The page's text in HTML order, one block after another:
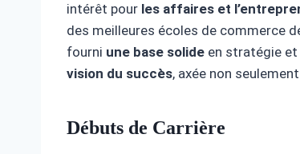
intérêt pour les affaires et
des meilleures écoles de commerce
fourni une base solide en stratégie et
vision du succès, axée non
Débuts de Carrière